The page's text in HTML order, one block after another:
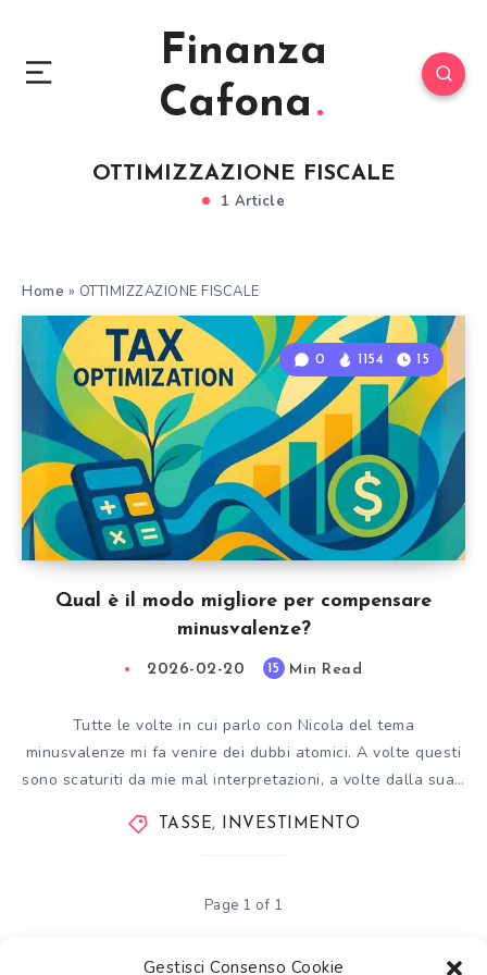
Gestisci Consenso Cookie
Finanza
Cafona
OTTIMIZZAZIONE FISCALE
1 Article
Home » OTTIMIZZAZIONE FISCALE
Qual è il modo migliore per compensare
minusvalenze?
0 1154 15
2026-02-20 15 Min Read
Tutte le volte in cui parlo con Nicola del tema
minusvalenze mi fa venire dei dubbi atomici. A volte questi
sono scaturiti da mie mal interpretazioni, a volte dalla sua…
TASSE, INVESTIMENTO
Page 1 of 1